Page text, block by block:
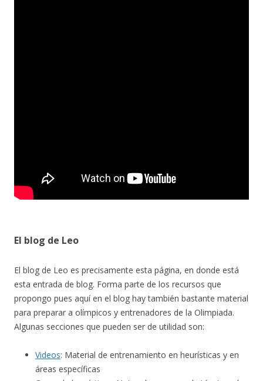
El blog de Leo
El blog de Leo es precisamente esta página, en donde está
esta entrada de blog. Forma parte de los recursos que
propongo pues aquí en el blog hay también bastante material
para preparar a olímpicos y entrenadores de la Olimpiada.
Algunas secciones que pueden ser de utilidad son:
Videos: Material de entrenamiento en heurísticas y en
áreas específicas